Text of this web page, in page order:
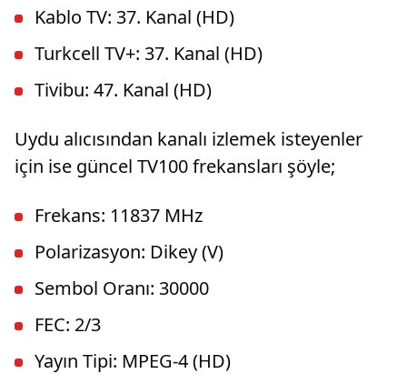
Kablo TV: 37. Kanal (HD)
Turkcell TV+: 37. Kanal (HD)
Tivibu: 47. Kanal (HD)
Uydu alıcısından kanalı izlemek isteyenler
için ise güncel TV100 frekansları şöyle;
Frekans: 11837 MHz
Polarizasyon: Dikey (V)
Sembol Oranı: 30000
FEC: 2/3
Yayın Tipi: MPEG-4 (HD)